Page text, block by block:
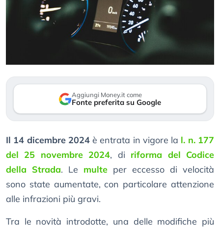
Aggiungi Money.it come
Fonte preferita su Google
Il 14 dicembre 2024è entrata in vigore la l. n. 177
del 25 novembre 2024, di riforma del Codice
della Strada. Le multe per eccesso di velocità
sono state aumentate, con particolare attenzione
alle infrazioni più gravi.
Tra le novità introdotte, una delle modifiche più